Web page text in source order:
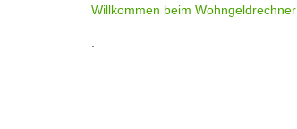
Willkommen beim